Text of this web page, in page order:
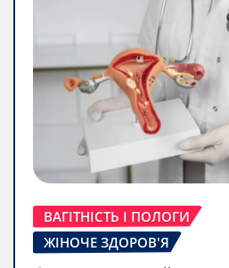
ВАГІТНІСТЬ І ПОЛОГИ
ЖІНОЧЕ ЗДОРОВ'Я